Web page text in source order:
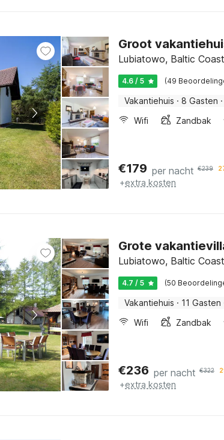
Groot
Lubiatowo, Baltic
4.6 / 5 (49
Vakantiehuis · 8 Gasten ·
Wifi
Zandbak
€179 per nacht €239
+extra kosten
Grote
Lubiatowo, Baltic
4.7 / 5 (50
Vakantiehuis · 11 Gasten
Wifi
Zandbak
€236 per nacht €322
+extra kosten